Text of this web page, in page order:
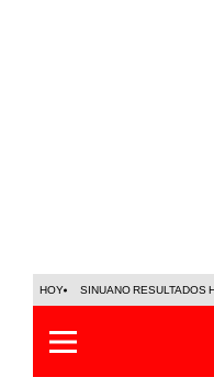
HOY SINUANO RESULTADOS